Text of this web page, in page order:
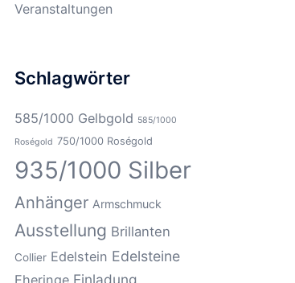
Veranstaltungen
Schlagwörter
585/1000 Gelbgold 585/1000
Roségold 750/1000 Roségold
935/1000 Silber
Anhänger Armschmuck
Ausstellung Brillanten
Collier Edelstein Edelsteine
Eheringe Einladung